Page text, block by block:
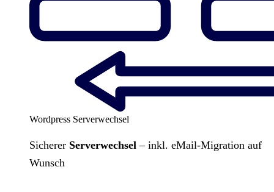
Wordpress Serverwechsel
Sicherer Serverwechsel – inkl. eMail-Migration auf
Wunsch